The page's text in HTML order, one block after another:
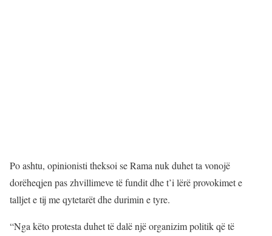
Po ashtu, opinionisti theksoi se Rama nuk duhet ta vonojë
dorëheqjen pas zhvillimeve të fundit dhe t’i lërë provokimet e
talljet e tij me qytetarët dhe durimin e tyre.
“Nga këto protesta duhet të dalë një organizim politik që të